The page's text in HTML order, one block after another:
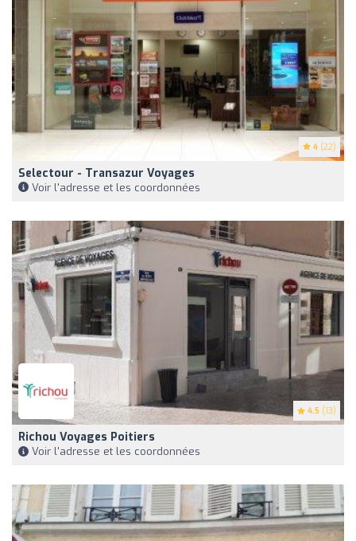
4 (22)
Selectour - Transazur Voyages
Voir l'adresse et les coordonnées
4.5 (13)
Richou Voyages Poitiers
Voir l'adresse et les coordonnées